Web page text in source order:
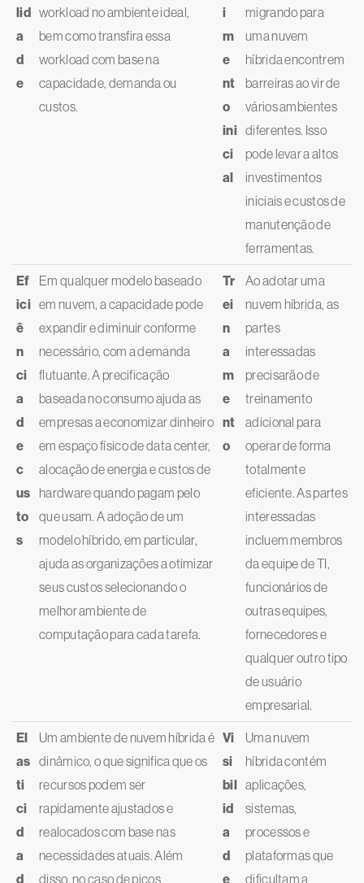
lid
a
d
e
workload no ambiente ideal,
bem como transfira essa
workload com base na
capacidade, demanda ou
custos.
i
m
e
nt
o
ini
ci
al
migrando para
uma nuvem
híbrida encontrem
barreiras ao vir de
vários ambientes
diferentes. Isso
pode levar a altos
investimentos
iniciais e custos de
manutenção de
ferramentas.
Ef
ici
ê
n
ci
a
d
e
c
us
to
s
Em qualquer modelo baseado
em nuvem, a capacidade pode
expandir e diminuir conforme
necessário, com a demanda
flutuante. A precificação
baseada no consumo ajuda as
empresas a economizar dinheiro
em espaço físico de data center,
alocação de energia e custos de
hardware quando pagam pelo
que usam. A adoção de um
modelo híbrido, em particular,
ajuda as organizações a otimizar
seus custos selecionando o
melhor ambiente de
computação para cada tarefa.
Tr
ei
n
a
m
e
nt
o
Ao adotar uma
nuvem híbrida, as
partes
interessadas
precisarão de
treinamento
adicional para
operar de forma
totalmente
eficiente. As partes
interessadas
incluem membros
da equipe de TI,
funcionários de
outras equipes,
fornecedores e
qualquer outro tipo
de usuário
empresarial.
El
as
ti
ci
d
a
d
Um ambiente de nuvem híbrida é
dinâmico, o que significa que os
recursos podem ser
rapidamente ajustados e
realocados com base nas
necessidades atuais. Além
disso, no caso de picos
Vi
si
bil
id
a
d
e
Uma nuvem
híbrida contém
aplicações,
sistemas,
processos e
plataformas que
dificultam a